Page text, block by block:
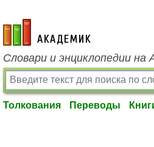
academic.ru
Словари и энциклопедии на
Толкования Переводы